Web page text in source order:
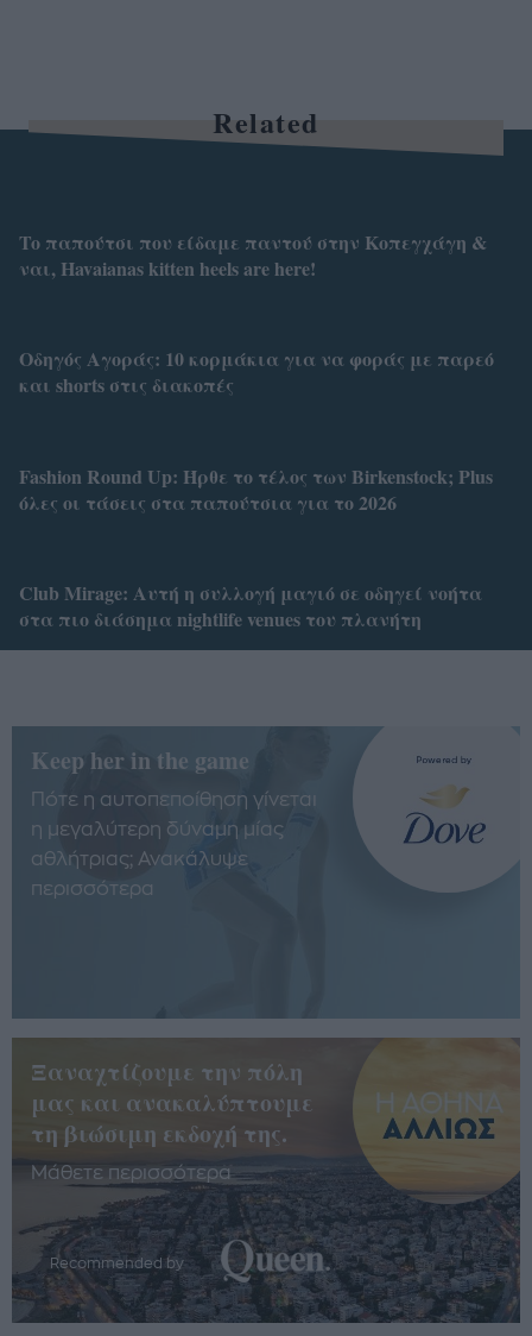
Related
To παπούτσι που είδαμε παντού στην Κοπεγχάγη &
ναι, Havaianas kitten heels are here!
Οδηγός Αγοράς: 10 κορμάκια για να φοράς με παρεό
και shorts στις διακοπές
Fashion Round Up: Ήρθε το τέλος των Birkenstock; Plus
όλες οι τάσεις στα παπούτσια για το 2026
Club Mirage: Αυτή η συλλογή μαγιό σε οδηγεί νοήτα
στα πιο διάσημα nightlife venues του πλανήτη
Keep her in the game
Πότε η αυτοπεποίθηση γίνεται
η μεγαλύτερη δύναμη μίας
αθλήτριας; Ανακάλυψε
περισσότερα
Ξαναχτίζουμε την πόλη
μας και ανακαλύπτουμε
τη βιώσιμη εκδοχή της.
Μάθετε περισσότερα
Recommended by